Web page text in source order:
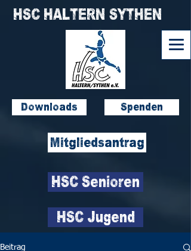
Downloads
Mitgliedsantrag
HSC Senioren
HSC Jugend
HSC HALTERN SYTHEN
Spenden
Beitrag